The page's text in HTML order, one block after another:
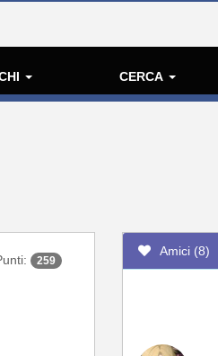
CERCA
259
Amici (8)